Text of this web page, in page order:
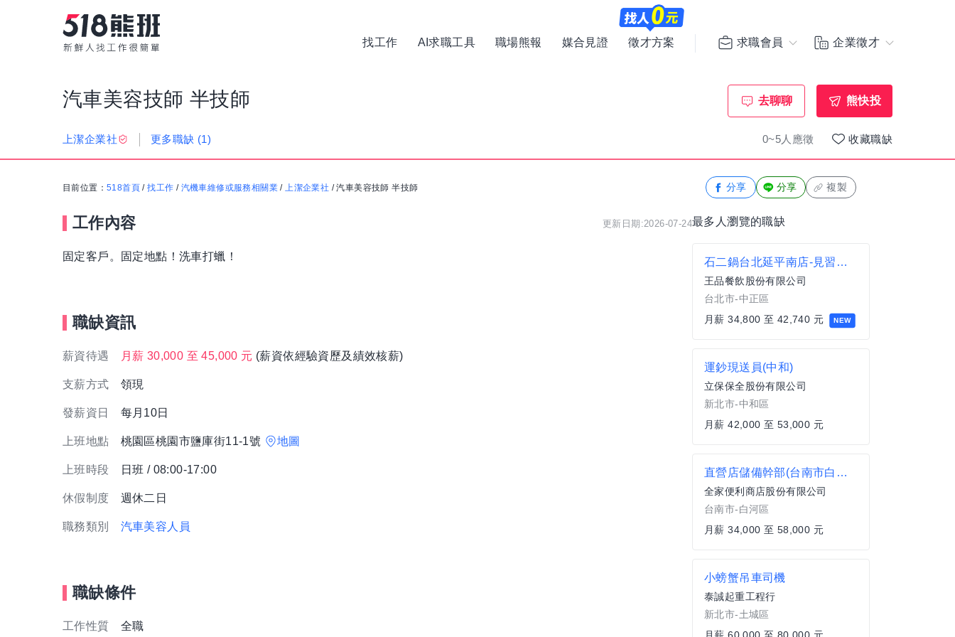
找工作 AI求職工具 職場熊報 媒合見證 徵才方案 求職會員 企業徵才
汽車美容技師 半技師 去聊聊 熊快投
上潔企業社 更多職缺 (1) 0~5人應徵 收藏職缺
目前位置： 518首頁 /找工作 / 汽機車維修或服務相關業 /上潔企業社 /汽車美容技師 半技師
工作內容 更新日期:2026-07-24
固定客戶。固定地點！洗車打蠟！
職缺資訊
薪資待遇 月薪 30,000 至 45,000 元 (薪資依經驗資歷及績效核薪)
支薪方式 領現
發薪資日 每月10日
上班地點 桃園區桃園市鹽庫街11-1號 地圖
上班時段 日班 / 08:00-17:00
休假制度 週休二日
職務類別 汽車美容人員
職缺條件
工作性質 全職
分享 分享 複製
最多人瀏覽的職缺
NEW
石二鍋台北延平南店-見習襄理
王品餐飲股份有限公司
台北市-中正區
月薪 34,800 至 42,740 元
運鈔現送員(中和)
立保保全股份有限公司
新北市-中和區
月薪 42,000 至 53,000 元
直營店儲備幹部(台南市白河區)
全家便利商店股份有限公司
台南市-白河區
月薪 34,000 至 58,000 元
小螃蟹吊車司機
泰誠起重工程行
新北市-土城區